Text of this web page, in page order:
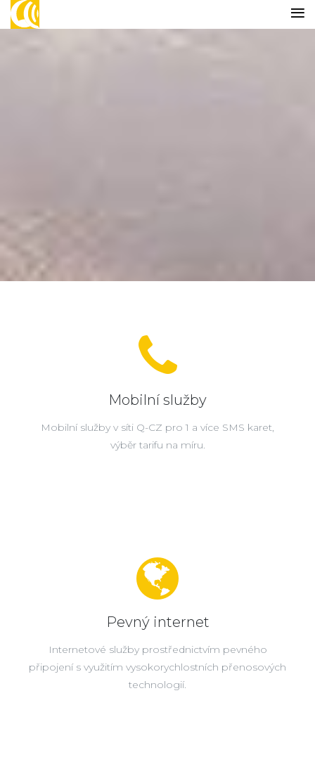
Mobilní služby
Mobilní služby v síti Q-CZ pro 1 a více SMS karet,
výběr tarifu na míru.
Pevný internet
Internetové služby prostřednictvím pevného
připojení s využitím vysokorychlostních přenosových
technologií.